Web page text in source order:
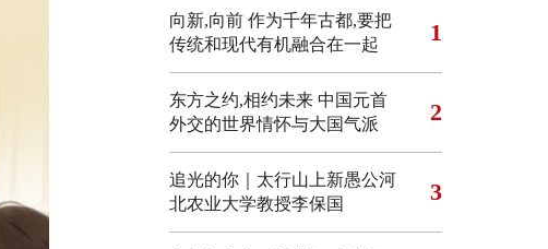
向新,向前 作为千年古都,要把
传统和现代有机融合在一起
1
东方之约,相约未来 中国元首
外交的世界情怀与大国气派
2
追光的你｜太行山上新愚公河
北农业大学教授李保国
3